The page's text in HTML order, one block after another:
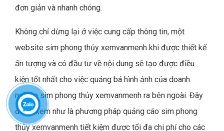
đơn giản và nhanh chóng.
Không chỉ dừng lại ở việc cung cấp thông tin, một
website sim phong thủy xemvanmenh khi được thiết kế
ấn tượng và có đầu tư về nội dung sẽ tạo được điều
kiện tốt nhất cho việc quảng bá hình ảnh của doanh
nghiệp sim phong thủy xemvanmenh ra bên ngoài. Đây
được xem như là phương pháp quảng cáo sim phong
thủy xemvanmenh tiết kiệm được tối đa chi phí cho các